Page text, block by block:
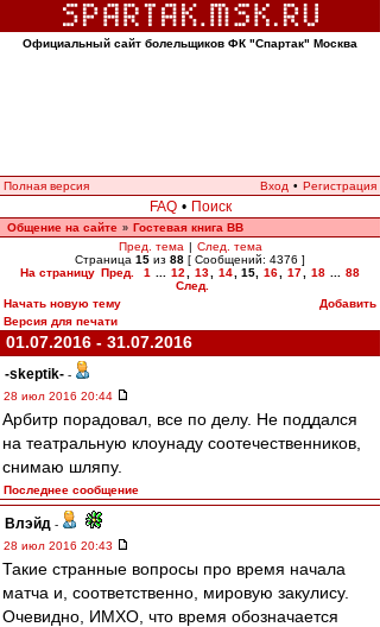
Официальный сайт болельщиков ФК "Спартак" Москва
Полная версия Вход • Регистрация
FAQ • Поиск
Общение на сайте » Гостевая книга ВВ
Пред. тема | След. тема
Страница 15 из 88 [ Сообщений: 4376 ]
На страницу Пред. 1 12 13 14 15 16 17 18
88
След.
Начать новую тему
Добавить
Версия для печати
01.07.2016 - 31.07.2016
-skeptik- -
28 июл 2016 20:44
Арбитр порадовал, все по делу. Не поддался
на театральную клоунаду соотечественников,
снимаю шляпу.
Последнее сообщение
Влэйд -
28 июл 2016 20:43
Такие странные вопросы про время начала
матча и, соответственно, мировую закулису.
Очевидно, ИМХО, что время обозначается